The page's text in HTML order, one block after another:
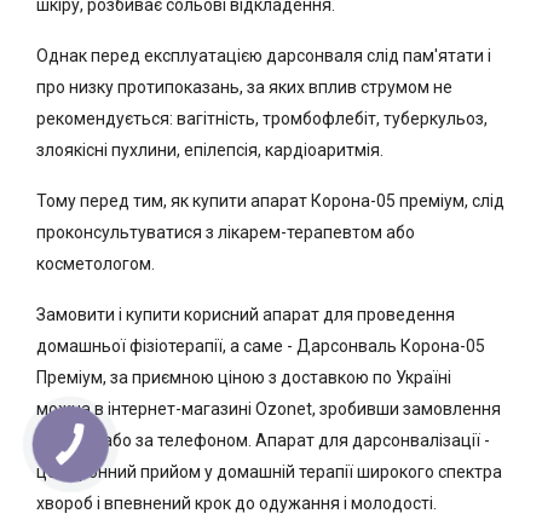
шкіру, розбиває сольові відкладення.
Однак перед експлуатацією дарсонваля слід пам'ятати і
про низку протипоказань, за яких вплив струмом не
рекомендується: вагітність, тромбофлебіт, туберкульоз,
злоякісні пухлини, епілепсія, кардіоаритмія.
Тому перед тим, як купити апарат Корона-05 преміум, слід
проконсультуватися з лікарем-терапевтом або
косметологом.
Замовити і купити корисний апарат для проведення
домашньої фізіотерапії, а саме - Дарсонваль Корона-05
Преміум, за приємною ціною з доставкою по Україні
можна в інтернет-магазині Ozonet, зробивши замовлення
на сайті або за телефоном. Апарат для дарсонвалізації -
це коронний прийом у домашній терапії широкого спектра
хвороб і впевнений крок до одужання і молодості.